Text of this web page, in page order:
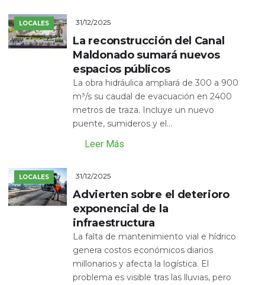
LOCALES 31/12/2025
La reconstrucción del Canal
Maldonado sumará nuevos
espacios públicos
La obra hidráulica ampliará de 300 a 900
m³/s su caudal de evacuación en 2400
metros de traza. Incluye un nuevo
puente, sumideros y el...
Leer Más
LOCALES 31/12/2025
Advierten sobre el deterioro
exponencial de la
infraestructura
La falta de mantenimiento vial e hídrico
genera costos económicos diarios
millonarios y afecta la logística. El
problema es visible tras las lluvias, pero